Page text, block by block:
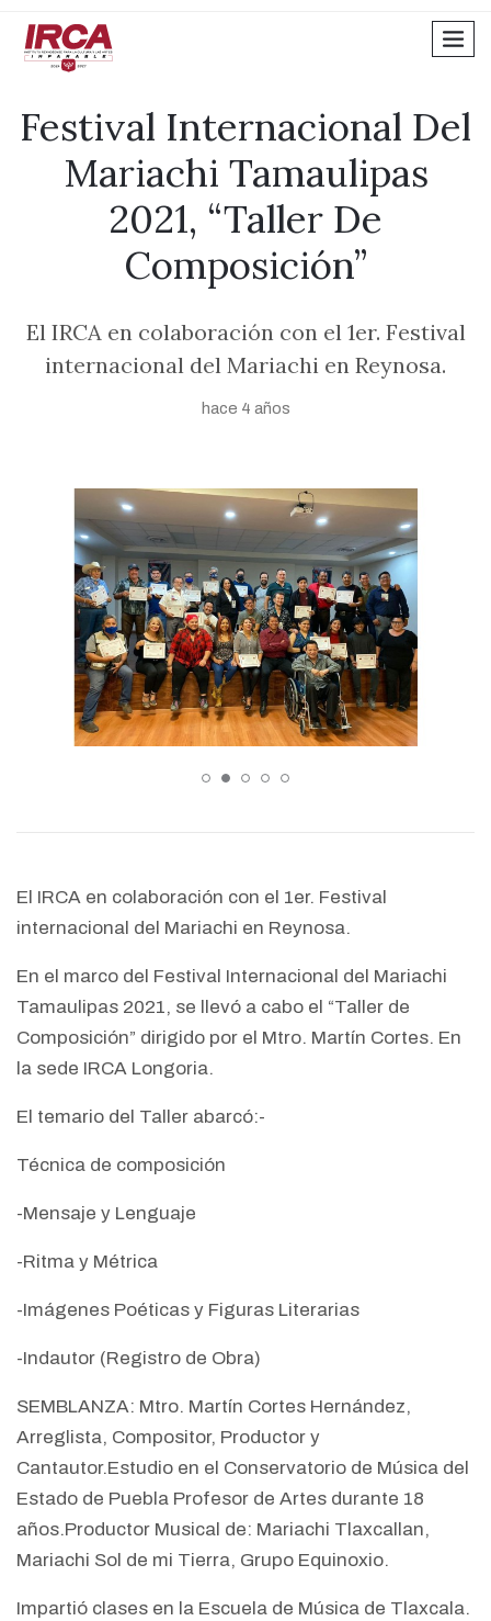
Festival Internacional Del
Mariachi Tamaulipas
2021, “Taller De
Composición”
El IRCA en colaboración con el 1er. Festival
internacional del Mariachi en Reynosa.
hace 4 años
El IRCA en colaboración con el 1er. Festival
internacional del Mariachi en Reynosa.
En el marco del Festival Internacional del Mariachi
Tamaulipas 2021, se llevó a cabo el “Taller de
Composición” dirigido por el Mtro. Martín Cortes. En
la sede IRCA Longoria.
El temario del Taller abarcó:-
Técnica de composición
-Mensaje y Lenguaje
-Ritma y Métrica
-Imágenes Poéticas y Figuras Literarias
-Indautor (Registro de Obra)
SEMBLANZA: Mtro. Martín Cortes Hernández,
Arreglista, Compositor, Productor y
Cantautor.Estudio en el Conservatorio de Música del
Estado de Puebla Profesor de Artes durante 18
años.Productor Musical de: Mariachi Tlaxcallan,
Mariachi Sol de mi Tierra, Grupo Equinoxio.
Impartió clases en la Escuela de Música de Tlaxcala.